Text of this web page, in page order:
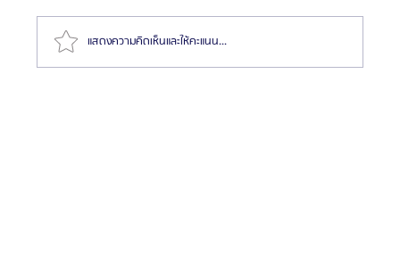
แสดงความคิดเห็นและให้คะแนน...